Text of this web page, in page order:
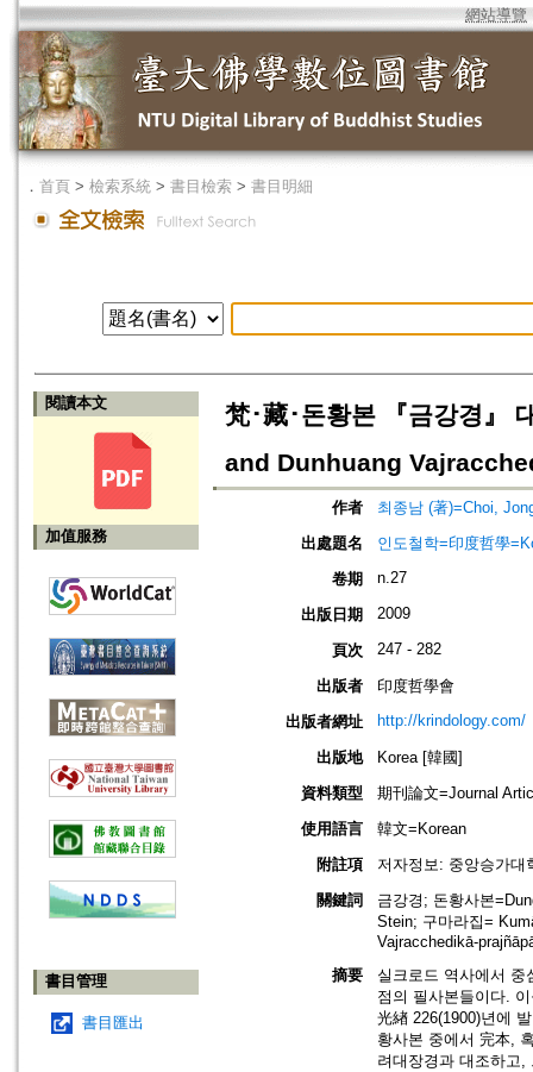
網站導覽
． 首頁 > 檢索系統 > 書目檢索 > 書目明細
閱讀本文
加值服務
書目管理
書目匯出
梵･藏･돈황본 『금강경
and Dunhuang
作者
최종남 (著)=Choi,
出處題名
인도철학=印度哲學
卷期
n.27
出版日期 2009
頁次 247 - 282
出版者
印度哲學會
出版者網址
http://krindology.com/
出版地
Korea [韓國]
資料類型
期刊論文=Journal
使用語言
韓文=Korean
附註項
저자정보: 중앙승가대
關鍵詞
금강경; 돈황사본
Stein; 구마라집=
Vajracchedikā-
摘要
실크로드 역사에서
점의 필사본들이다.
光緖 226(1900)년에
황사본 중에서 完本,
려대장경과 대조하고